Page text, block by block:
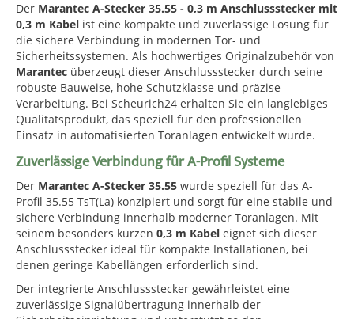
Der Marantec A-Stecker 35.55 - 0,3 m Anschlussstecker mit
0,3 m Kabel ist eine kompakte und zuverlässige Lösung für
die sichere Verbindung in modernen Tor- und
Sicherheitssystemen. Als hochwertiges Originalzubehör von
Marantec überzeugt dieser Anschlussstecker durch seine
robuste Bauweise, hohe Schutzklasse und präzise
Verarbeitung. Bei Scheurich24 erhalten Sie ein langlebiges
Qualitätsprodukt, das speziell für den professionellen
Einsatz in automatisierten Toranlagen entwickelt wurde.
Zuverlässige Verbindung für A-Profil Systeme
Der Marantec A-Stecker 35.55 wurde speziell für das A-
Profil 35.55 TsT(La) konzipiert und sorgt für eine stabile und
sichere Verbindung innerhalb moderner Toranlagen. Mit
seinem besonders kurzen 0,3 m Kabel eignet sich dieser
Anschlussstecker ideal für kompakte Installationen, bei
denen geringe Kabellängen erforderlich sind.
Der integrierte Anschlussstecker gewährleistet eine
zuverlässige Signalübertragung innerhalb der